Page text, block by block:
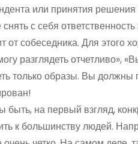
или принятия
с себя
от собеседника. Для
разглядеть отчетливо»,
только образы. Вы
быть, на первый взгляд,
к большинству людей.